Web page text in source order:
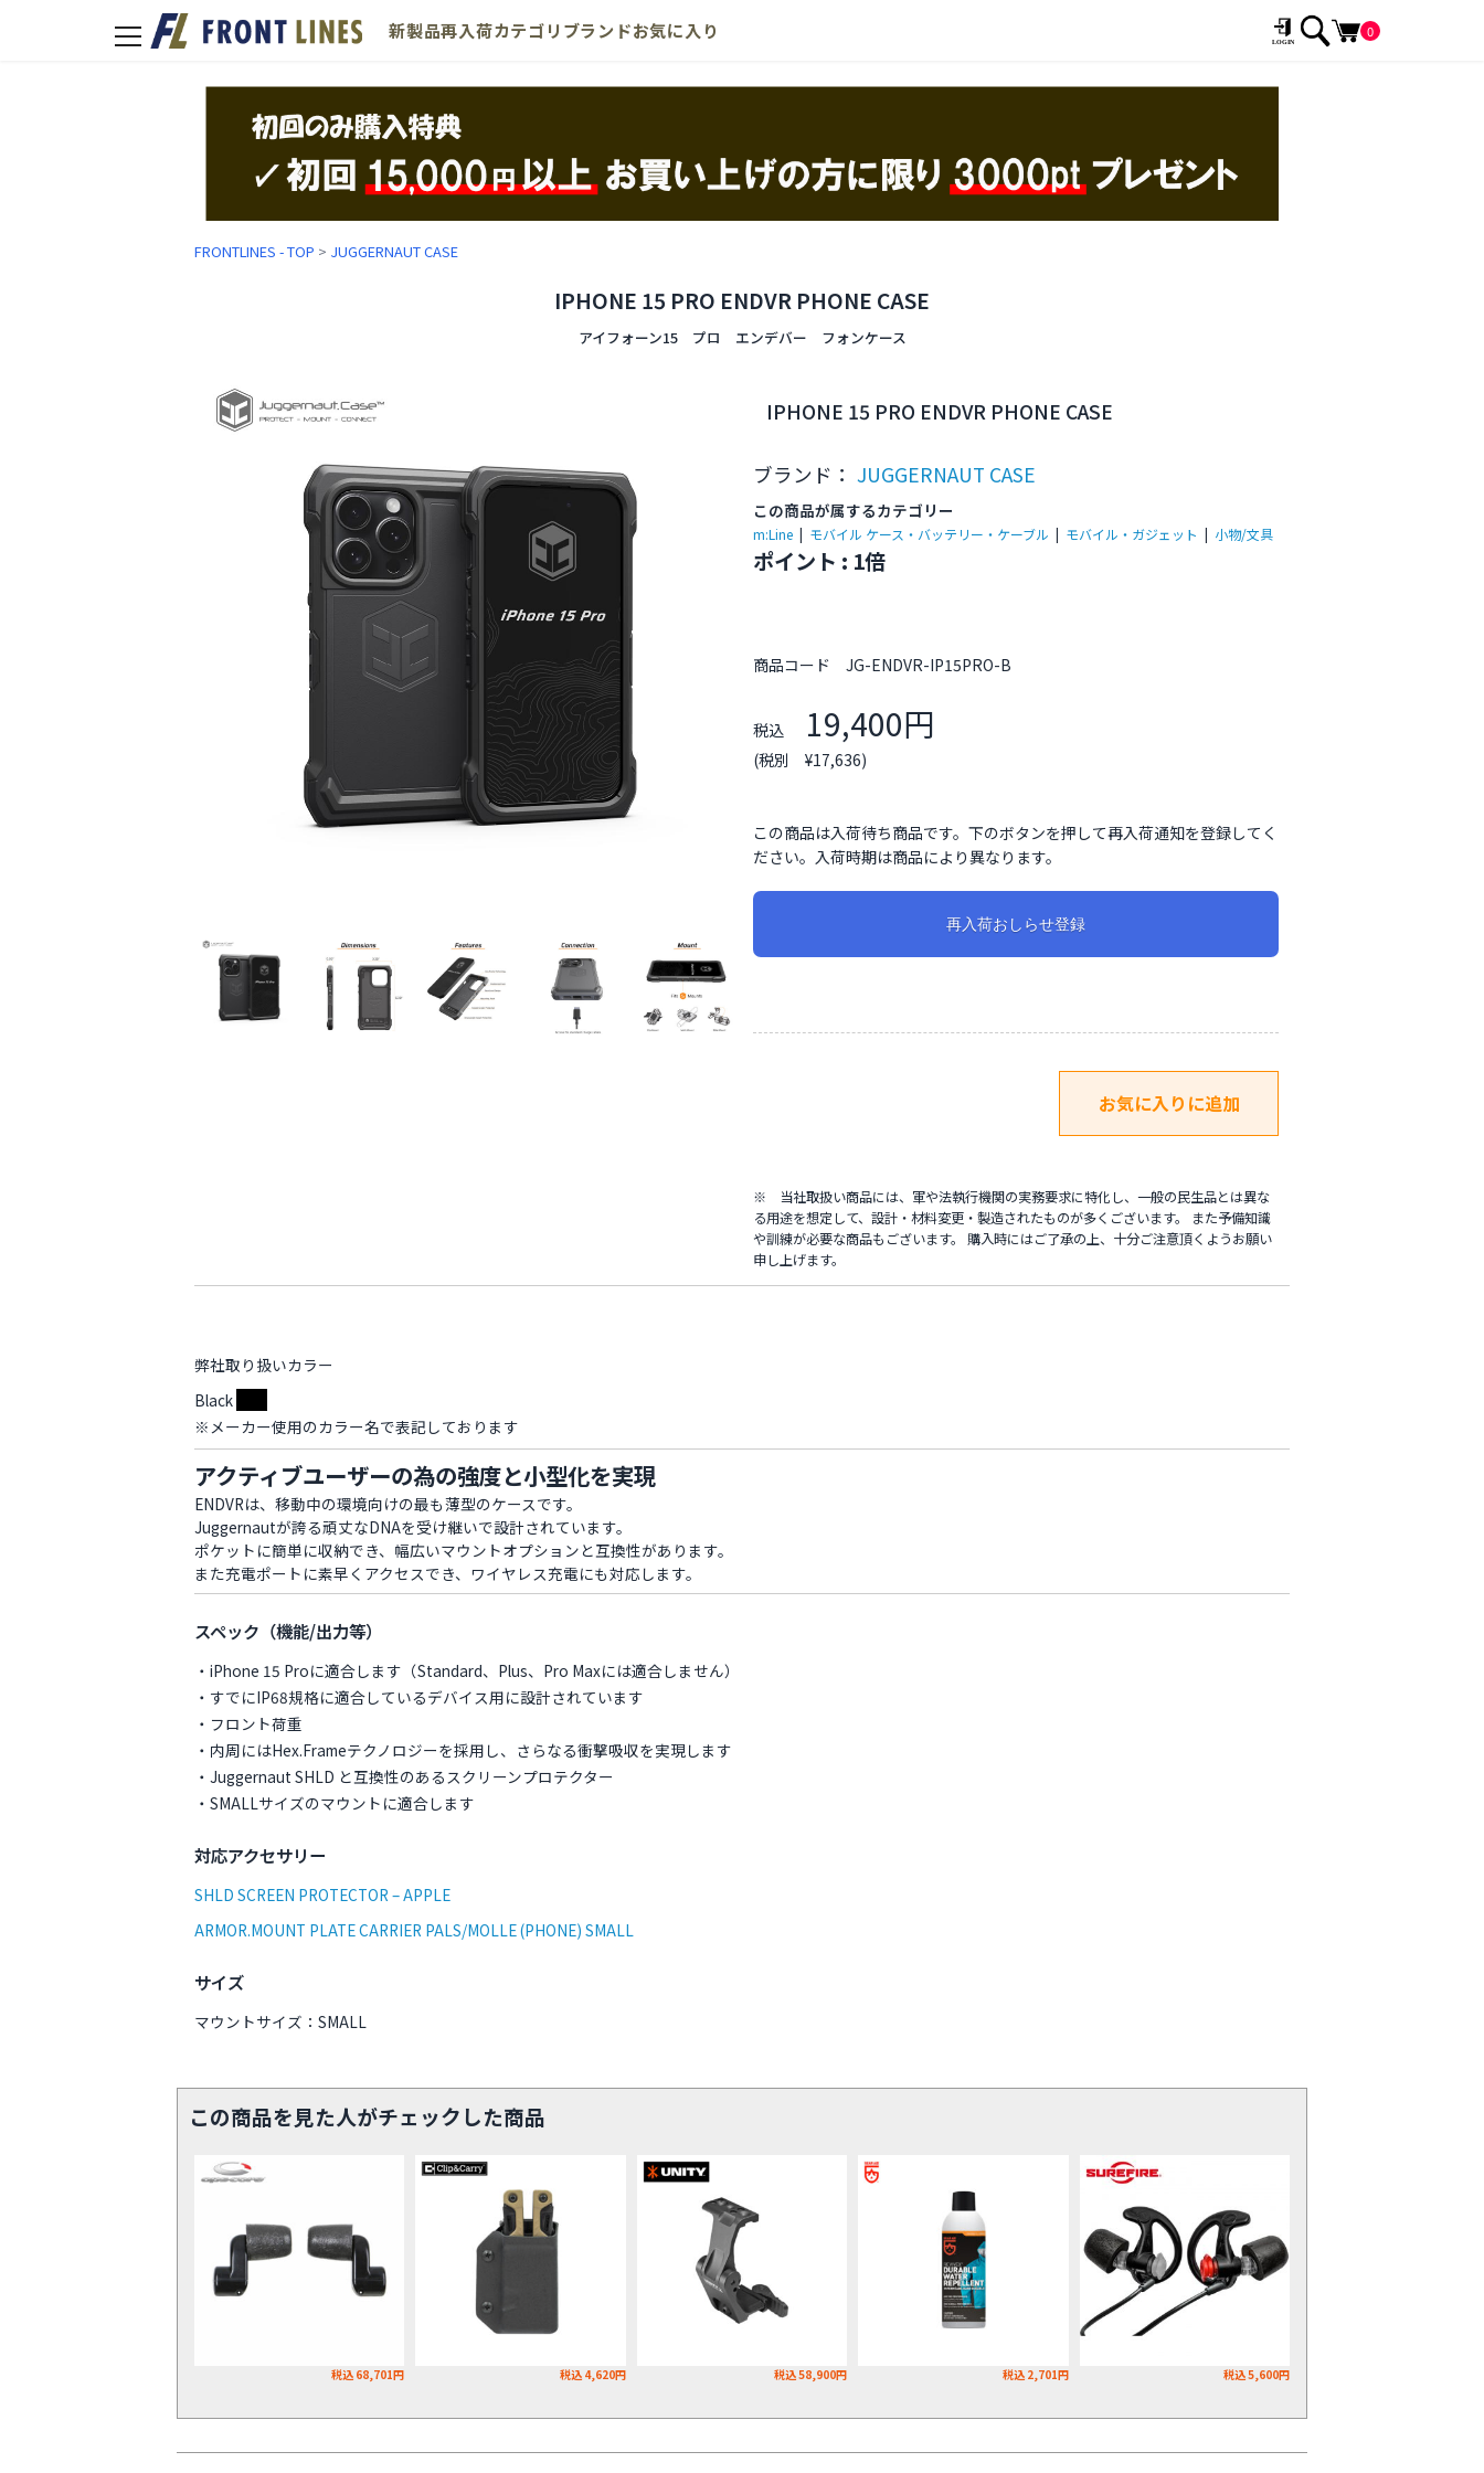
toggle
新製品再入荷カテゴリ ブランドお気に入り 0
FRONTLINES - TOP > JUGGERNAUT CASE
IPHONE 15 PRO ENDVR PHONE CASE
アイフォーン15 プロ エンデバー フォンケース
IPHONE 15 PRO ENDVR PHONE CASE
ブランド： JUGGERNAUT CASE
この商品が属するカテゴリー
m:Line モバイル ケース・バッテリー・ケーブル モバイル・ガジェット 小物/文具
ポイント : 1倍
商品コード JG-ENDVR-IP15PRO-B
税込 19,400円
(税別 ¥17,636)
この商品は入荷待ち商品です。下のボタンを押して再入荷通知を登録してく
ださい。入荷時期は商品により異なります。
再入荷おしらせ登録
※ 当社取扱い商品には、軍や法執行機関の実務要求に特化し、一般の民生品とは異な
る用途を想定して、設計・材料変更・製造されたものが多くございます。 また予備知識
や訓練が必要な商品もございます。 購入時にはご了承の上、十分ご注意頂くようお願い
申し上げます。
弊社取り扱いカラー
Black
※メーカー使用のカラー名で表記しております
アクティブユーザーの為の強度と小型化を実現
ENDVRは、移動中の環境向けの最も薄型のケースです。
Juggernautが誇る頑丈なDNAを受け継いで設計されています。
ポケットに簡単に収納でき、幅広いマウントオプションと互換性があります。
また充電ポートに素早くアクセスでき、ワイヤレス充電にも対応します。
スペック（機能/出力等）
・iPhone 15 Proに適合します（Standard、Plus、Pro Maxには適合しません）
・すでにIP68規格に適合しているデバイス用に設計されています
・フロント荷重
・内周にはHex.Frameテクノロジーを採用し、さらなる衝撃吸収を実現します
・Juggernaut SHLD と互換性のあるスクリーンプロテクター
・SMALLサイズのマウントに適合します
対応アクセサリー
SHLD SCREEN PROTECTOR – APPLE
ARMOR.MOUNT PLATE CARRIER PALS/MOLLE (PHONE) SMALL
サイズ
マウントサイズ：SMALL
この商品を見た人がチェックした商品
税込 68,701円 税込 4,620円 税込 58,900円 税込 2,701円 税込 5,600円